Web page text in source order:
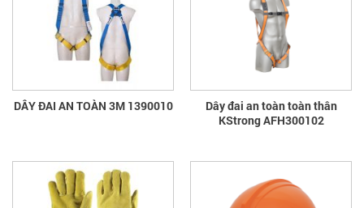
DÂY ĐAI AN TOÀN 3M 1390010
Dây đai an toàn toàn thân
KStrong AFH300102